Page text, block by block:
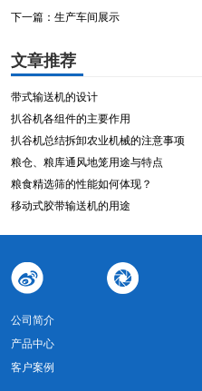
下一篇： 生产车间展示
文章推荐
带式输送机的设计
扒谷机各组件的主要作用
扒谷机总结拆卸农业机械的注意事项
粮仓、粮库通风地笼用途与特点
粮食精选筛的性能如何体现？
移动式胶带输送机的用途
公司简介
产品中心
客户案例